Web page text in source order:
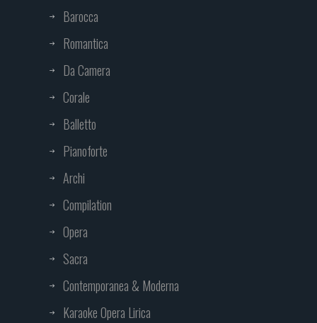
Barocca
Romantica
Da Camera
Corale
Balletto
Pianoforte
Archi
Compilation
Opera
Sacra
Contemporanea & Moderna
Karaoke Opera Lirica